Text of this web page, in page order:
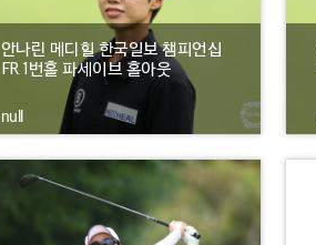
안나린 메디힐 한국일보 챔피언십
FR 1번홀 파세이브 홀아웃
null